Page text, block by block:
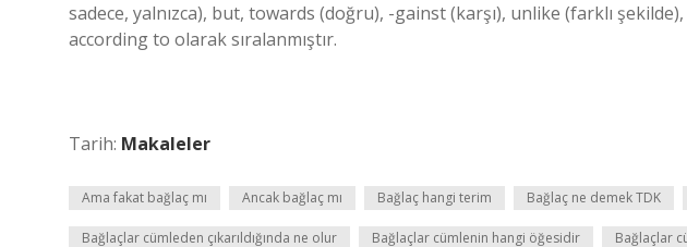
sadece, yalnızca), but, towards (doğru), -gainst (karşı), unlike (farklı
according to olarak sıralanmıştır.
Tarih: Makaleler
Ama fakat bağlaç mı Ancak bağlaç mı Bağlaç hangi terim Bağlaç ne demek TDK
Bağlaçlar cümleden çıkarıldığında ne olur Bağlaçlar cümlenin hangi öğesidir Bağlaçlar